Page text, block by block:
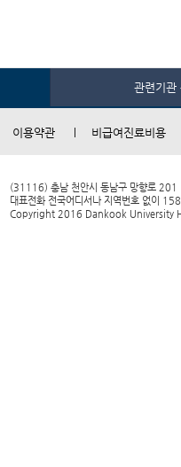
관련기관
이용약관 비급여진료비용
(31116) 충남 천안시 동남구 망향로 201
대표전화 전국어디서나 지역번호 없이
Copyright 2016 Dankook University